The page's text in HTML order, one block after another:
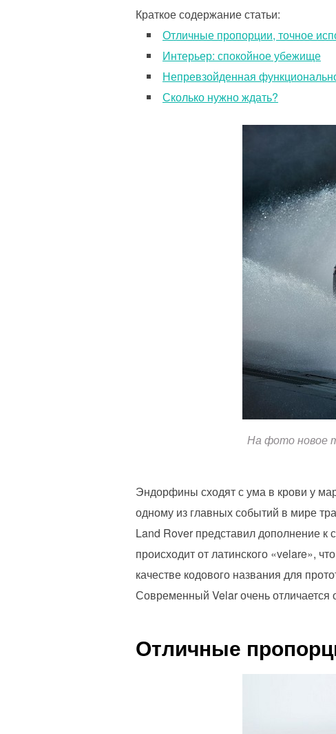
Краткое содержание статьи:
Отличные пропорции, точное
Интерьер: спокойное убежище
Непревзойденная
Сколько нужно ждать?
На фото новое
Эндорфины сходят с ума в крови у
одному из главных событий в мире
Land Rover представил дополнение
происходит от латинского «velare»,
качестве кодового названия для
Современный Velar очень отличается
Отличные